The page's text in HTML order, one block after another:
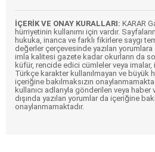
İÇERİK VE ONAY KURALLARI: KARAR
hürriyetinin kullanımı için vardır.
hukuka, inanca ve farklı fikirlere saygı
değerler çerçevesinde yazılan yorumlara
imla kalitesi gazete kadar okurların da
küfür, rencide edici cümleler veya imalar,
Türkçe karakter kullanılmayan ve büyük
içeriğine bakılmaksızın
kullanıcı adlarıyla gönderilen veya haber
dışında yazılan yorumlar da içeriğine
onaylanmamaktadır.